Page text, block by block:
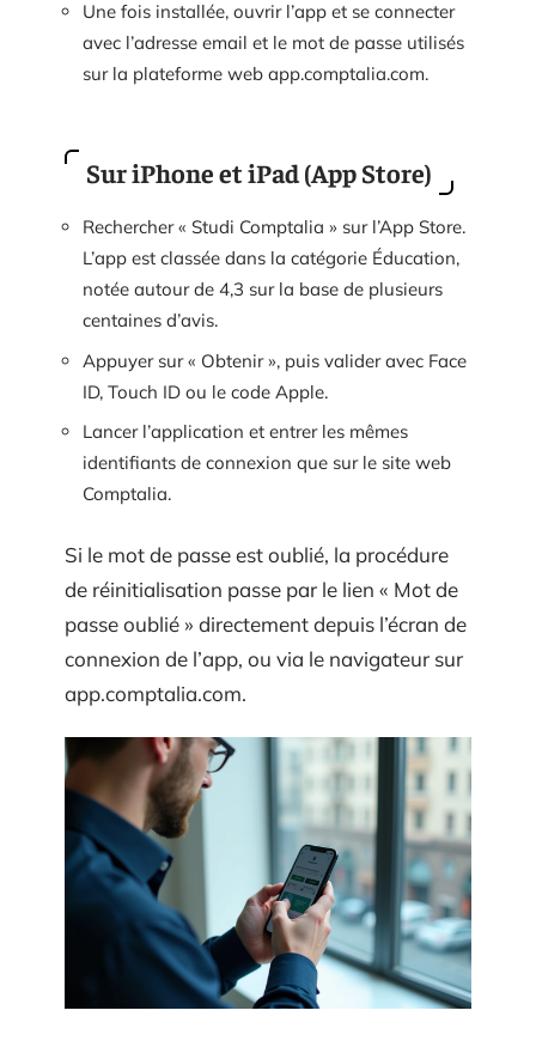
Une fois installée, ouvrir l’app et se connecter
avec l’adresse email et le mot de passe utilisés
sur la plateforme web app.comptalia.com.
Sur iPhone et iPad (App Store)
Rechercher « Studi Comptalia » sur l’App Store.
L’app est classée dans la catégorie Éducation,
notée autour de 4,3 sur la base de plusieurs
centaines d’avis.
Appuyer sur « Obtenir », puis valider avec Face
ID, Touch ID ou le code Apple.
Lancer l’application et entrer les mêmes
identifiants de connexion que sur le site web
Comptalia.
Si le mot de passe est oublié, la procédure
de réinitialisation passe par le lien « Mot de
passe oublié » directement depuis l’écran de
connexion de l’app, ou via le navigateur sur
app.comptalia.com.